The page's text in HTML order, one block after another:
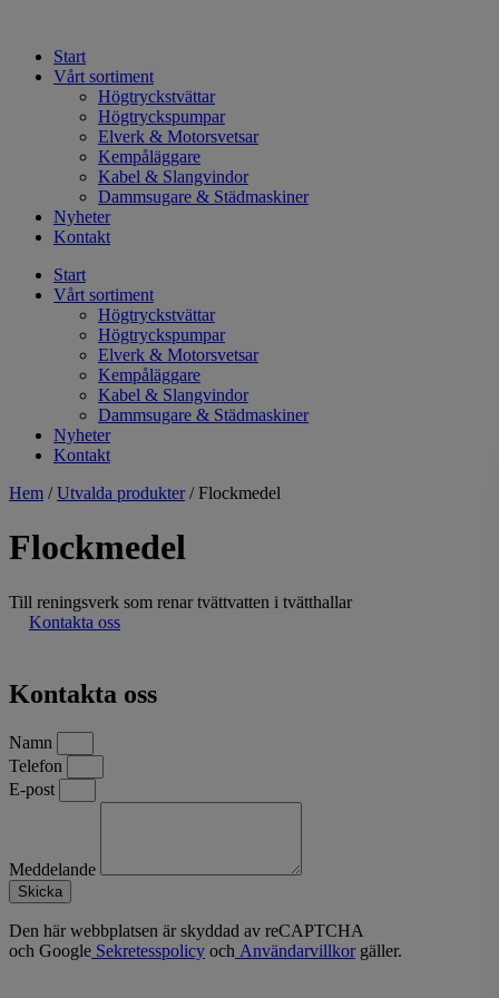
innehållStart
Vårt sortiment
Högtryckstvättar
Högtryckspumpar
Elverk & Motorsvetsar
Kempåläggare
Kabel & Slangvindor
Dammsugare & Städmaskiner
Nyheter
Kontakt
Start
Vårt sortiment
Högtryckstvättar
Högtryckspumpar
Elverk & Motorsvetsar
Kempåläggare
Kabel & Slangvindor
Dammsugare & Städmaskiner
Nyheter
Kontakt
Hem /Utvalda produkter/ Flockmedel
Flockmedel
Till reningsverk som renar tvättvatten i tvätthallar
Kontakta oss
Kontakta oss
Namn
Telefon
E-post
Meddelande
Skicka
Den här webbplatsen är skyddad av reCAPTCHA
och Google Sekretesspolicy och Användarvillkor gäller.